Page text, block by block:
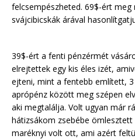
felcsempészheted. 69$-ért meg
svájcibicskák árával
39$-ért a fenti pénzérmét
elrejtettek egy kis éles izét,
ejteni, mint a fentebb említett,
aprópénz között meg szépen
aki megtalálja. Volt ugyan már
hátizsákom zsebébe
maréknyi volt ott, ami azért